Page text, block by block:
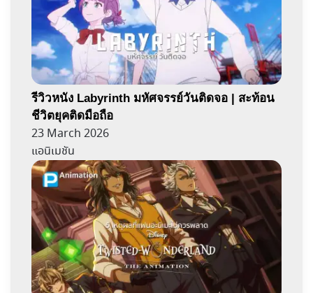
รีวิวหนัง Labyrinth มหัศจรรย์วันติดจอ | สะท้อน
ชีวิตยุคติดมือถือ
23 March 2026
แอนิเมชัน